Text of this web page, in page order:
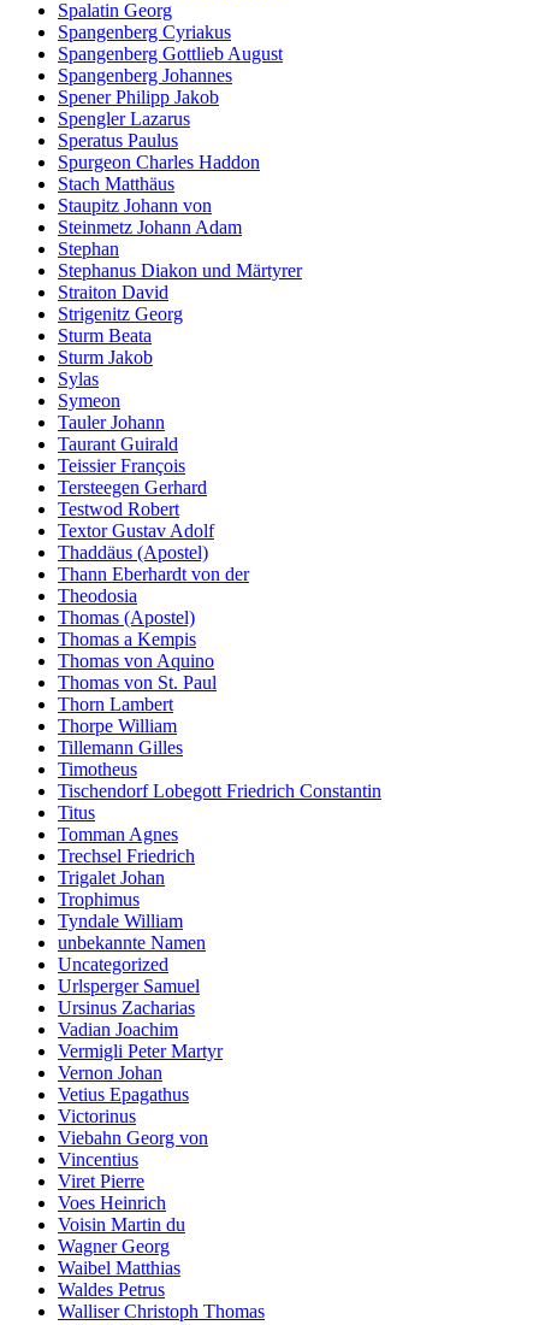
Spalatin Georg
Spangenberg Cyriakus
Spangenberg Gottlieb August
Spangenberg Johannes
Spener Philipp Jakob
Spengler Lazarus
Speratus Paulus
Spurgeon Charles Haddon
Stach Matthäus
Staupitz Johann von
Steinmetz Johann Adam
Stephan
Stephanus Diakon und Märtyrer
Straiton David
Strigenitz Georg
Sturm Beata
Sturm Jakob
Sylas
Symeon
Tauler Johann
Taurant Guirald
Teissier François
Tersteegen Gerhard
Testwod Robert
Textor Gustav Adolf
Thaddäus (Apostel)
Thann Eberhardt von der
Theodosia
Thomas (Apostel)
Thomas a Kempis
Thomas von Aquino
Thomas von St. Paul
Thorn Lambert
Thorpe William
Tillemann Gilles
Timotheus
Tischendorf Lobegott Friedrich Constantin
Titus
Tomman Agnes
Trechsel Friedrich
Trigalet Johan
Trophimus
Tyndale William
unbekannte Namen
Uncategorized
Urlsperger Samuel
Ursinus Zacharias
Vadian Joachim
Vermigli Peter Martyr
Vernon Johan
Vetius Epagathus
Victorinus
Viebahn Georg von
Vincentius
Viret Pierre
Voes Heinrich
Voisin Martin du
Wagner Georg
Waibel Matthias
Waldes Petrus
Walliser Christoph Thomas